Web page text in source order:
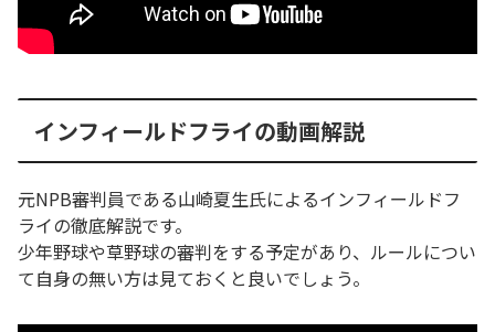
インフィールドフライの動画解説
元NPB審判員である山崎夏生氏によるインフィールドフ
ライの徹底解説です。
少年野球や草野球の審判をする予定があり、ルールについ
て自身の無い方は見ておくと良いでしょう。